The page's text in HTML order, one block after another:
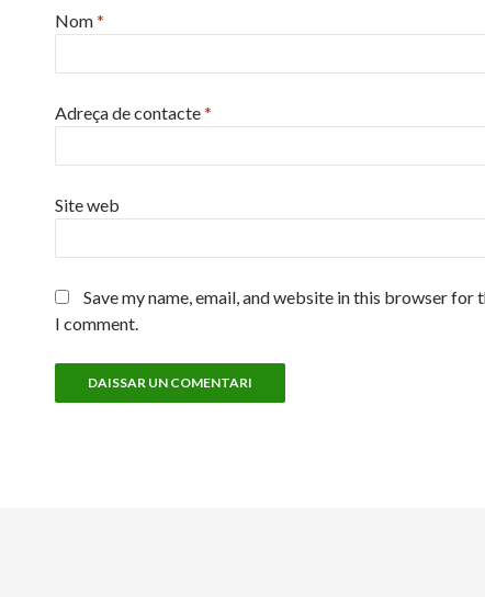
Nom*
Adreça de contacte*
Site web
Save my name, email, and website in this browser for
I comment.